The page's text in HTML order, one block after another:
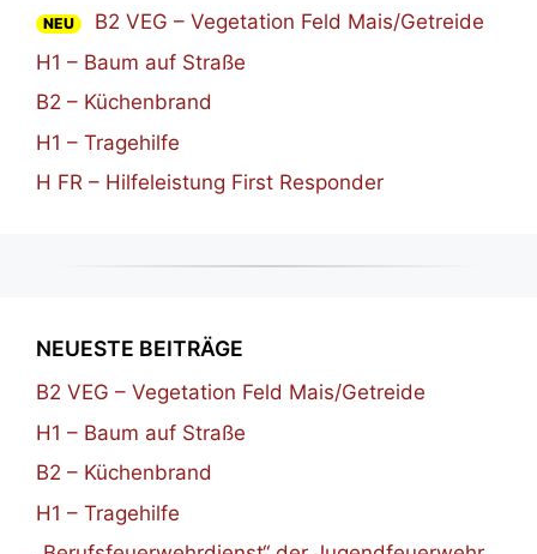
NEU
B2 VEG – Vegetation Feld Mais/Getreide
H1 – Baum auf Straße
B2 – Küchenbrand
H1 – Tragehilfe
H FR – Hilfeleistung First Responder
NEUESTE BEITRÄGE
B2 VEG – Vegetation Feld Mais/Getreide
H1 – Baum auf Straße
B2 – Küchenbrand
H1 – Tragehilfe